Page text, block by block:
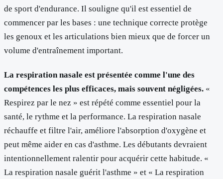
de sport d'endurance. Il souligne qu'il est essentiel de
commencer par les bases : une technique correcte protège
les genoux et les articulations bien mieux que de forcer un
volume d'entraînement important.
La respiration nasale est présentée comme l'une des
compétences les plus efficaces, mais souvent négligées. «
Respirez par le nez » est répété comme essentiel pour la
santé, le rythme et la performance. La respiration nasale
réchauffe et filtre l'air, améliore l'absorption d'oxygène et
peut même aider en cas d'asthme. Les débutants devraient
intentionnellement ralentir pour acquérir cette habitude. «
La respiration nasale guérit l'asthme » et « La respiration